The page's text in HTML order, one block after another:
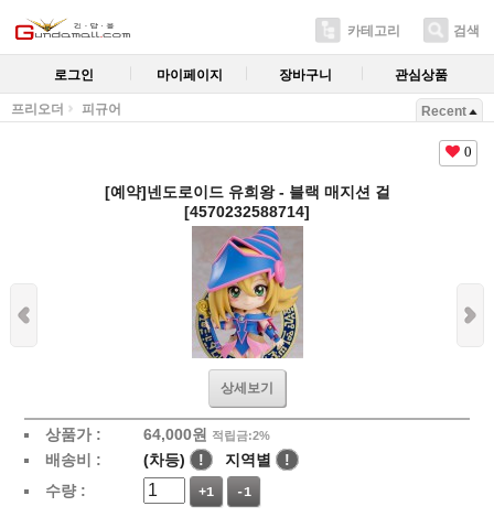
카테고리 검색
로그인 마이페이지 장바구니 관심상품
프리오더 피규어 Recent
0
[예약]넨도로이드 유희왕 - 블랙 매지션 걸
[4570232588714]
상세보기
상품가 : 64,000원 적립금:2%
배송비 : (차등) ! 지역별
!
수량 :
+1 -1